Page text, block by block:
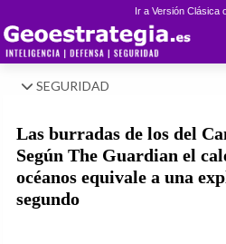
Ir a Versión Clásica
SEGURIDAD
Las burradas de los del
Según The Guardian el
océanos equivale a una
segundo